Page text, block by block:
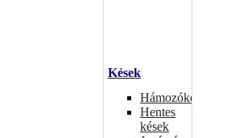
Kések
Hámozókések
Hentes
kések